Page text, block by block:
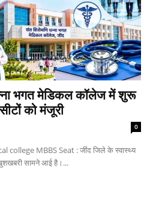
भगत मेडिकल कॉलेज में शुरू
को मंजूरी
0
college MBBS Seat : जींद जिले के स्वास्थ्य
खुशखबरी सामने आई है।...